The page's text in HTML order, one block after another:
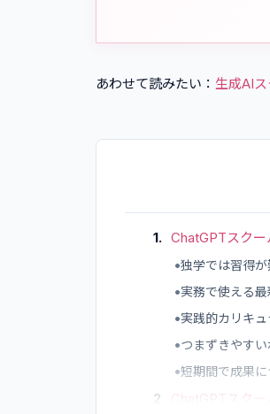
あわせて読みたい： 生成AI
1. ChatGPTスク
•独学では習得
•実務で使える
•実践的カリキ
•つまずきやす
•短期間で成果
2 ChatGPTスク